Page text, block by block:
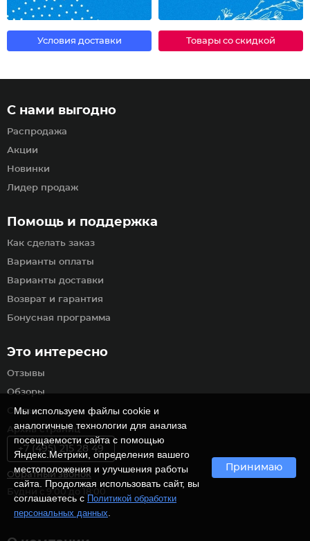
Условия доставки Товары со скидкой
Помощь и поддержка
Как сделать заказ
Варианты оплаты
Варианты доставки
Возврат и гарантия
Бонусная программа
С нами выгодно
Распродажа
Акции
Новинки
Лидер продаж
Это интересно
Отзывы
Обзоры
Статьи
Архив страниц
+7 (495) 215 28 49
Обратный звонок
Будни с 9:00 до 18:00
Мы используем файлы cookie и
аналогичные технологии для анализа
посещаемости сайта с помощью
Яндекс.Метрики, определения вашего
местоположения и улучшения работы
сайта. Продолжая использовать сайт, вы
соглашаетесь с Политикой обработки
персональных данных
Принимаю